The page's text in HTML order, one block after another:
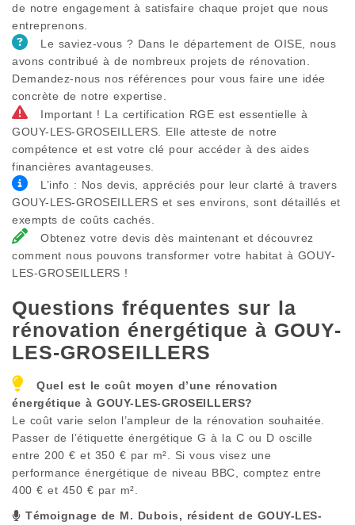
de notre engagement à satisfaire chaque projet que nous
entreprenons.
Le saviez-vous ? Dans le département de OISE, nous
avons contribué à de nombreux projets de rénovation.
Demandez-nous nos références pour vous faire une idée
concrète de notre expertise.
Important ! La certification RGE est essentielle à
GOUY-LES-GROSEILLERS. Elle atteste de notre
compétence et est votre clé pour accéder à des aides
financières avantageuses.
L’info : Nos devis, appréciés pour leur clarté à travers
GOUY-LES-GROSEILLERS et ses environs, sont détaillés et
exempts de coûts cachés.
Obtenez votre devis dès maintenant et découvrez
comment nous pouvons transformer votre habitat à GOUY-
LES-GROSEILLERS !
Questions fréquentes sur la
rénovation énergétique à GOUY-
LES-GROSEILLERS
Quel est le coût moyen d’une rénovation
énergétique à GOUY-LES-GROSEILLERS?
Le coût varie selon l’ampleur de la rénovation souhaitée.
Passer de l’étiquette énergétique G à la C ou D oscille
entre 200 € et 350 € par m². Si vous visez une
performance énergétique de niveau BBC, comptez entre
400 € et 450 € par m².
Témoignage de M. Dubois, résident de GOUY-LES-